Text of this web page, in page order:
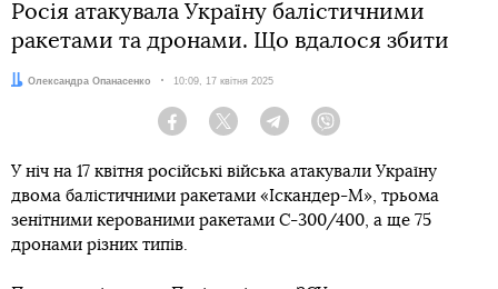
Росія атакувала Україну балістичними
ракетами та дронами. Що вдалося збити
Автор:
Олександра Опанасенко Дата:
10:09, 17 квітня 2025
Facebook Twitter Telegram
У ніч на 17 квітня російські війська атакували Україну
двома балістичними ракетами «Іскандер-М», трьома
зенітними керованими ракетами С-300/400, а ще 75
дронами різних типів.